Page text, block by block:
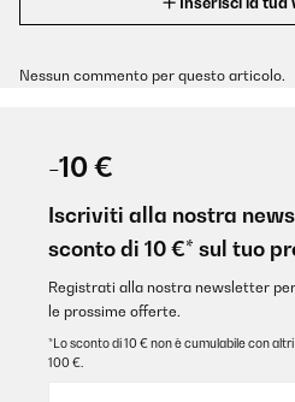
Nessun commento per questo articolo.
-10 €
Iscriviti alla nostra
sconto di 10 €* sul tuo
Registrati alla nostra newsletter
le prossime offerte.
*Lo sconto di 10 € non è cumulabile con
100 €.